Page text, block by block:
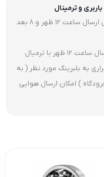
و ترمینال
روز های غیر تعطیل ارسال ساعت 12 ظهر و 8 بعد
ظهر با ترمیال
به بلبرینگ مورد نظر ( به
) امکان ارسال هوایی